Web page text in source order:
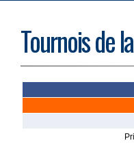
Tournois de